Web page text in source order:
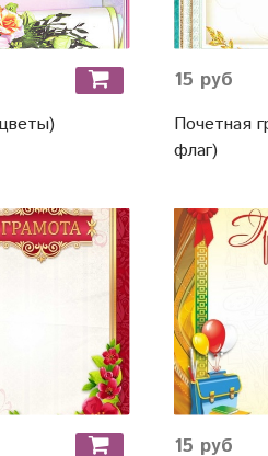
15 руб
Почетная
флаг)
15 руб